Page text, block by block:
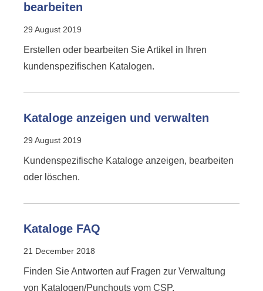
bearbeiten
29 August 2019
Erstellen oder bearbeiten Sie Artikel in Ihren
kundenspezifischen Katalogen.
Kataloge anzeigen und verwalten
29 August 2019
Kundenspezifische Kataloge anzeigen, bearbeiten
oder löschen.
Kataloge FAQ
21 December 2018
Finden Sie Antworten auf Fragen zur Verwaltung
von Katalogen/Punchouts vom CSP.